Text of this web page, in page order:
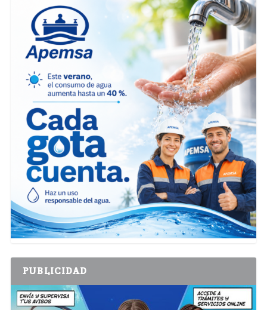
PUBLICIDAD